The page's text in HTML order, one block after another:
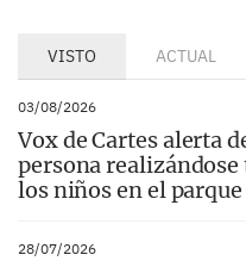
VISTO ACTUAL
03/08/2026
Vox de Cartes alerta
persona
los niños en el
28/07/2026